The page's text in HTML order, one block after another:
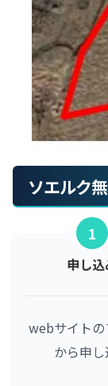
ソエルク
1
申し
webサイトの
から申